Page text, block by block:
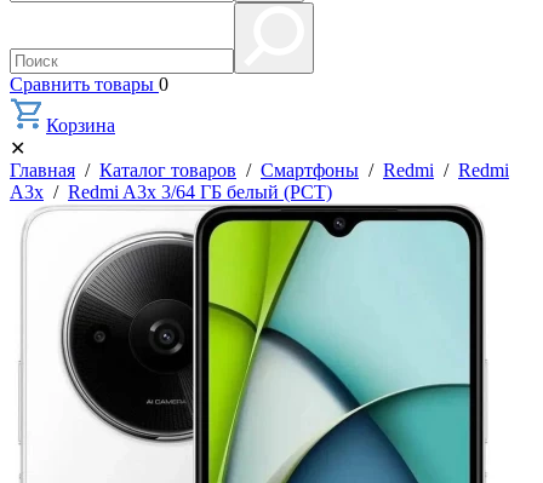
Сравнить товары 0
Корзина
✕
Главная / Каталог товаров / Смартфоны / Redmi / Redmi
A3x / Redmi A3x 3/64 ГБ белый (РСТ)